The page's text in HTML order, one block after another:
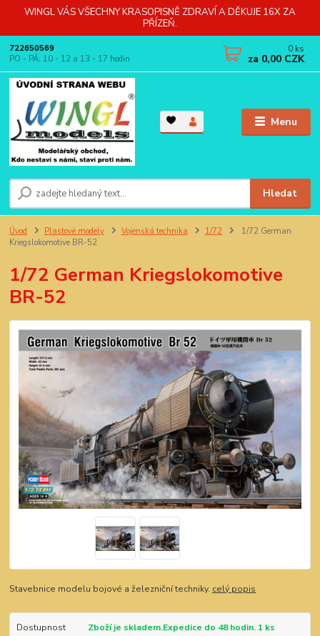
WINGL VÁS VŠECHNY KRASOPISNĚ ZDRAVÍ A DĚKUJE 16X ZA
PŘÍZEŇ.
Menu
Hledat
722650569
PO - PÁ: 10 - 12 a 13 - 17 hodin
0 ks
za 0,00 CZK
Úvod Plastové modely Vojenská technika 1/72
1/72 German
Kriegslokomotive BR-52
1/72 German Kriegslokomotive
BR-52
Stavebnice modelu bojové a železniční techniky. celý popis
Dostupnost
Zboží je skladem.Expedice do 48 hodin. 1 ks